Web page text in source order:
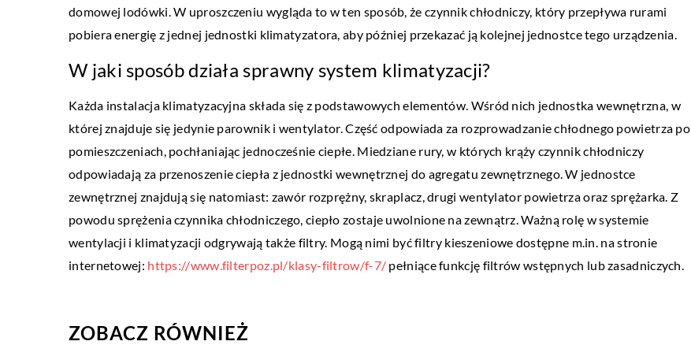
domowej lodówki. W uproszczeniu wygląda to w ten sposób, że czynnik chłodniczy, który przepływa rurami
pobiera energię z jednej jednostki klimatyzatora, aby później przekazać ją kolejnej jednostce tego urządzenia.
W jaki sposób działa sprawny system klimatyzacji?
Każda instalacja klimatyzacyjna składa się z podstawowych elementów. Wśród nich jednostka wewnętrzna, w
której znajduje się jedynie parownik i wentylator. Część odpowiada za rozprowadzanie chłodnego powietrza po
pomieszczeniach, pochłaniając jednocześnie ciepłe. Miedziane rury, w których krąży czynnik chłodniczy
odpowiadają za przenoszenie ciepła z jednostki wewnętrznej do agregatu zewnętrznego. W jednostce
zewnętrznej znajdują się natomiast: zawór rozprężny, skraplacz, drugi wentylator powietrza oraz sprężarka. Z
powodu sprężenia czynnika chłodniczego, ciepło zostaje uwolnione na zewnątrz. Ważną rolę w systemie
wentylacji i klimatyzacji odgrywają także filtry. Mogą nimi być filtry kieszeniowe dostępne m.in. na stronie
internetowej: https://www.filterpoz.pl/klasy-filtrow/f-7/ pełniące funkcję filtrów wstępnych lub zasadniczych.
ZOBACZ RÓWNIEŻ
LIFESTYLE
20 sierpnia 2018
Dobre i tanie perfumy – gdzie ich szukać?
Dobre i tanie perfumy – gdzie ich szukać?
Odpowiedni zapach dobrany do cech
Zarówno […]
TECHNIKA I MOTORYZACJA
11 października 2022